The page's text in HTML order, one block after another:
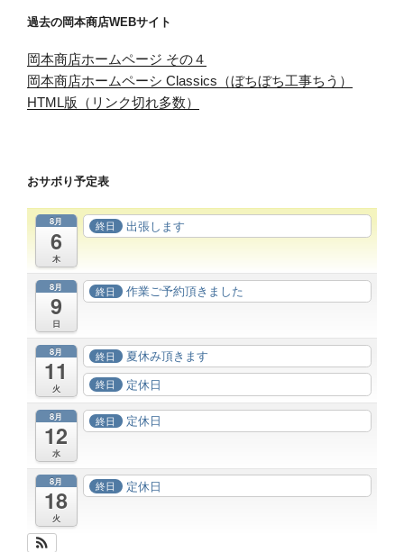
過去の岡本商店WEBサイト
岡本商店ホームページ その４
岡本商店ホームペーシ Classics（ぼちぼち工事ちう）
HTML版（リンク切れ多数）
おサボり予定表
8月
6
木
終日 出張します
8月
9
日
終日 作業ご予約頂きました
8月
11
火
終日 夏休み頂きます
終日 定休日
8月
12
水
終日 定休日
8月
18
火
終日 定休日